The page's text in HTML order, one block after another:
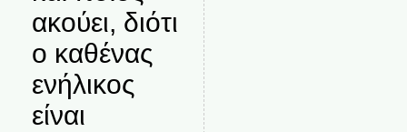
ακούει, διότι
ο καθένας
ενήλικος
είναι